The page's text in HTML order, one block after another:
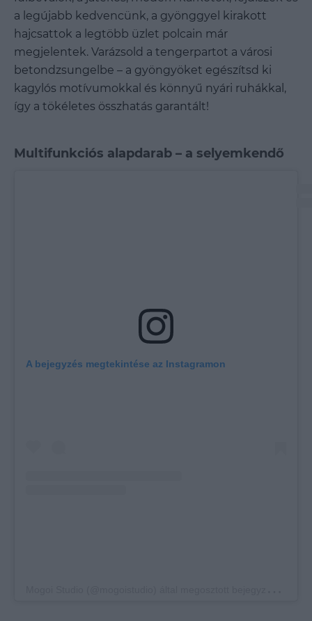
a legújabb kedvencünk, a gyönggyel kirakott
hajcsattok a legtöbb üzlet polcain már
megjelentek. Varázsold a tengerpartot a városi
betondzsungelbe – a gyöngyöket egészítsd ki
kagylós motívumokkal és könnyű nyári ruhákkal,
így a tökéletes összhatás garantált!
Multifunkciós alapdarab – a selyemkendő
A bejegyzés megtekintése az Instagramon